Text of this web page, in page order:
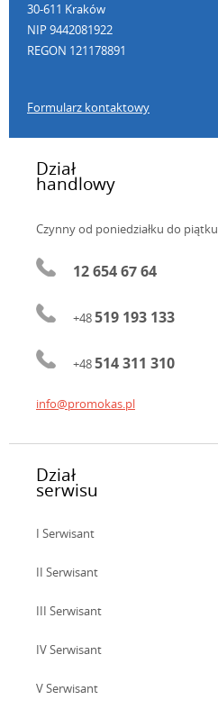
30-611 Kraków
NIP 9442081922
REGON 121178891
Formularz kontaktowy
Dział
handlowy
Czynny od poniedziałku do piątku
12 654 67 64
+48519 193 133
+48514 311 310
info@promokas.pl
Dział
serwisu
I Serwisant
II Serwisant
III Serwisant
IV Serwisant
V Serwisant